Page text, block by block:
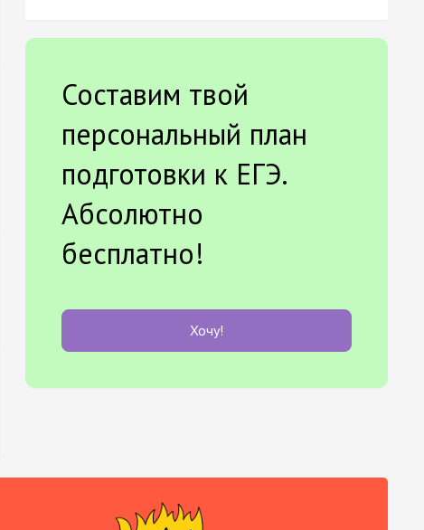
Составим твой
персональный план
подготовки к ЕГЭ.
Абсолютно
бесплатно!
Хочу!